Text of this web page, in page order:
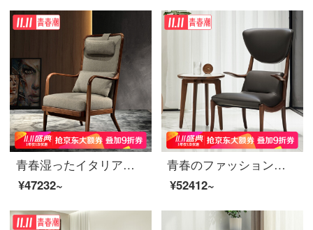
青春湿ったイタリアの別荘のシングルソファーの北欧のレジャーソファーの椅子の客間の布芸のレジャー椅子の黒胡桃の木の手すりの椅子の高さの背もたれの椅子の灰色(布芸)
¥47232~
青春のファッションのイタリアのデザイナーのシングルソファーの木の本革のソファーの椅子の別荘のハイエンドのレジャーの椅子の米の白色
¥52412~